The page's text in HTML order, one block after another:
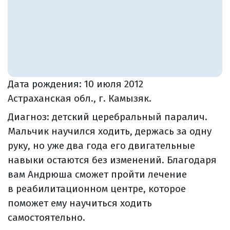
Дата рождения: 10 июля 2012
Астраханская обл., г. Камызяк.
Диагноз: детский церебральный паралич.
Мальчик научился ходить, держась за одну
руку, но уже два года его двигательные
навыки остаются без изменений. Благодаря
вам Андрюша сможет пройти лечение
в реабилитационном центре, которое
поможет ему научиться ходить
самостоятельно.